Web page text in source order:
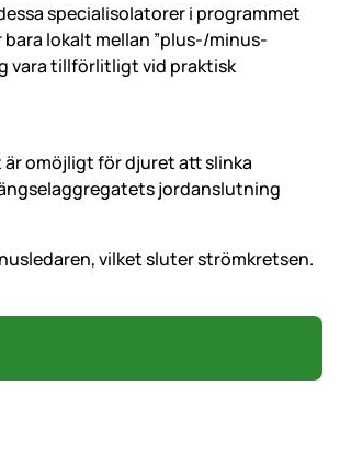
specialisolatorer i programmet
lokalt mellan ”plus-/minus-
vara tillförlitligt vid praktisk
är omöjligt för djuret att slinka
jordanslutning